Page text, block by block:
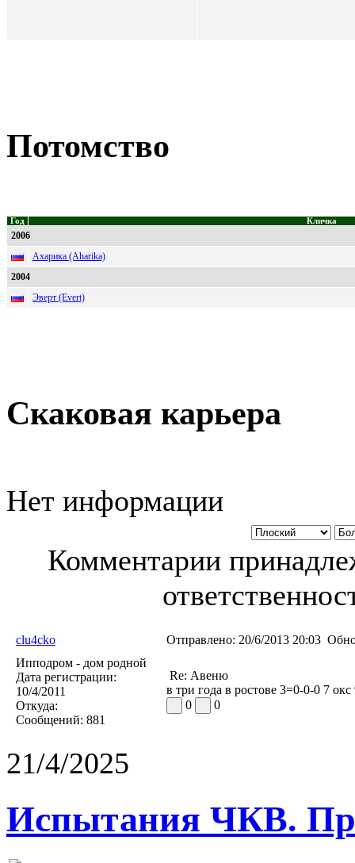
Потомство
Год Кличка
2006
Ахарика (Aharika)
2004
Эверт (Evert)
Скаковая карьера
Нет информации
Комментарии
clu4cko Отправлено: 20/6/2013 20:03
Ипподром - дом родной
Дата регистрации:
10/4/2011
Откуда:
Сообщений: 881
Re: Авеню
в три года в ростове 3=0-0-0 7
0
0
21/4/2025
Испытания ЧКВ.